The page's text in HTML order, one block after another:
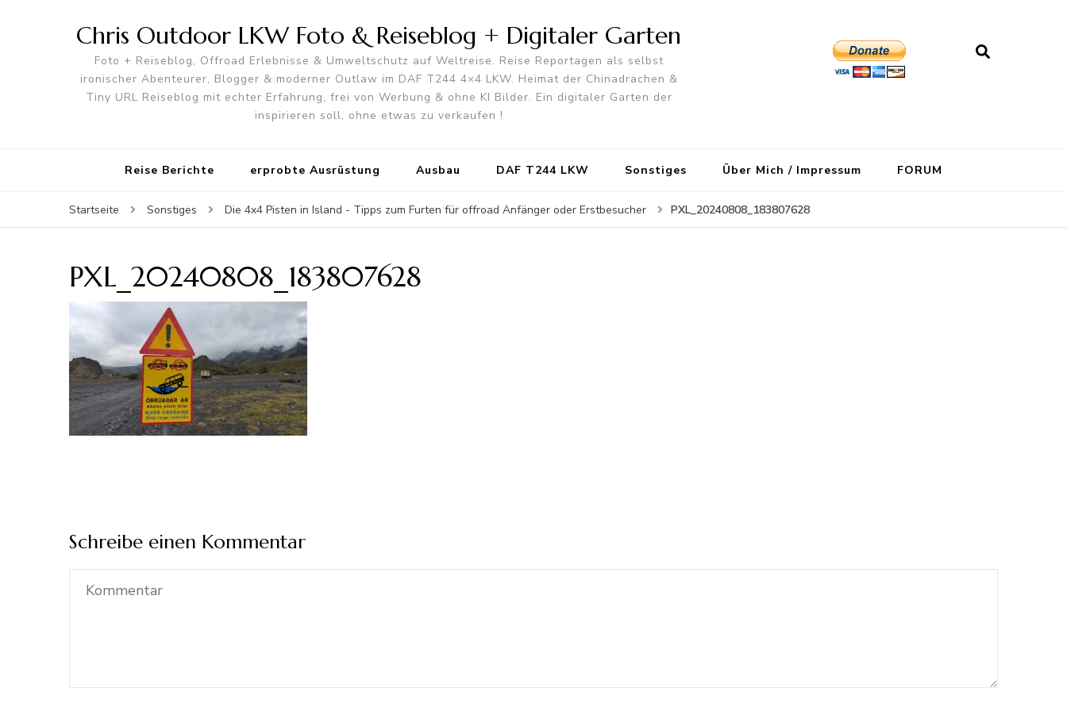
Chris Outdoor LKW Foto & Reiseblog + Digitaler Garten
Foto + Reiseblog, Offroad Erlebnisse & Umweltschutz auf Weltreise. Reise Reportagen als selbst
ironischer Abenteurer, Blogger & moderner Outlaw im DAF T244 4×4 LKW. Heimat der Chinadrachen &
Tiny URL Reiseblog mit echter Erfahrung, frei von Werbung & ohne KI Bilder. Ein digitaler Garten der
inspirieren soll, ohne etwas zu verkaufen !
Reise Berichte erprobte Ausrüstung Ausbau DAF T244 LKW Sonstiges Über Mich / Impressum FORUM
Startseite Sonstiges Die 4x4 Pisten in Island - Tipps zum Furten für offroad Anfänger oder Erstbesucher PXL_20240808_183807628
PXL_20240808_183807628
Schreibe einen Kommentar